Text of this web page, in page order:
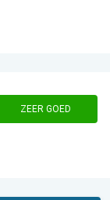
ZEER GOED